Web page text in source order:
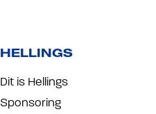
HELLINGS
Dit is Hellings
Sponsoring